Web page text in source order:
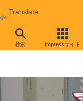
Translate
検索 Impressサイト
売 / 単品販売の予定なし？